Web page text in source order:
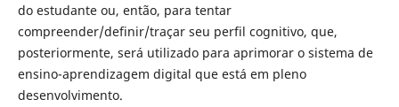
do estudante ou, então, para tentar
compreender/definir/traçar seu perfil cognitivo, que,
posteriormente, será utilizado para aprimorar o sistema de
ensino-aprendizagem digital que está em pleno
desenvolvimento.